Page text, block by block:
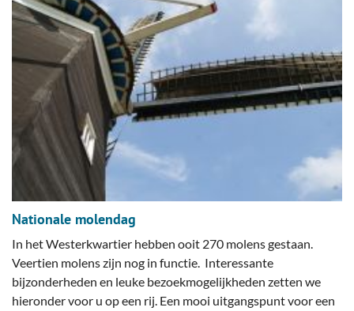
Nationale molendag
In het Westerkwartier hebben ooit 270 molens gestaan.
Veertien molens zijn nog in functie. Interessante
bijzonderheden en leuke bezoekmogelijkheden zetten we
hieronder voor u op een rij. Een mooi uitgangspunt voor een